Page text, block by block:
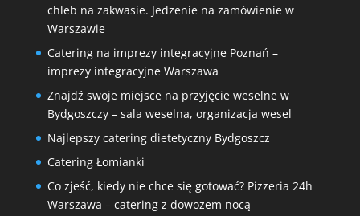
chleb na zakwasie. Jedzenie na zamówienie w
Warszawie
Catering na imprezy integracyjne Poznań –
imprezy integracyjne Warszawa
Znajdź swoje miejsce na przyjęcie weselne w
Bydgoszczy – sala weselna, organizacja wesel
Najlepszy catering dietetyczny Bydgoszcz
Catering Łomianki
Co zjeść, kiedy nie chce się gotować? Pizzeria 24h
Warszawa – catering z dowozem nocą